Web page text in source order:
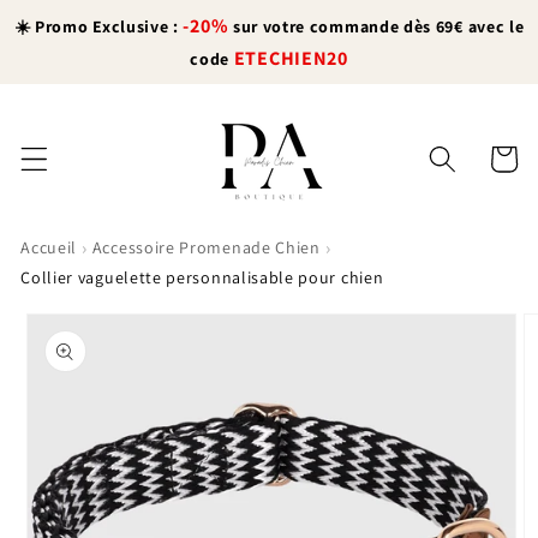
passer
☀️ Promo Exclusive :-20% sur votre commande dès 69€ avec le
code ETECHIEN20
Panier
Accueil › Accessoire Promenade Chien ›
Collier vaguelette personnalisable pour chien
informations
produits